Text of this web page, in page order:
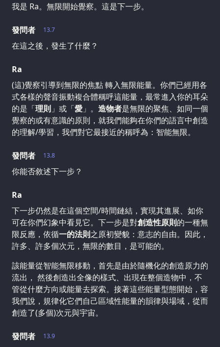
我是 Ra。無限開始覺察。這是下一步。
13.7
發問者
在這之後，發生了什麼？
Ra
(這)覺察引導到無限的焦點 轉入無限能量。你們已經用各
式各樣的聲音振動複合體稱呼這能量，最常進入你的耳朵
的是「理則 」或「愛 」。 造物者是無限的聚焦、如同一個
覺察的或有意識的原則，就我們能夠在你們的語言中創造
的理解/學習，我們對它最接近的稱呼為：智能無限。
13.8
發問者
你能否敘述下一步？
Ra
下一步仍然是在這個空間/時間鏈結，實現其進展、如你
可在你們幻象中看見它。下一步是對創造性原則的一種無
限反應，依循一的法則之原初變貌：意志的自由。因此，
許多、許多個次元，無限的數目，是可能的。
該能量從智能無限移動，首先是由於隨機化的創造原力的
流出， 然後創造出全像的樣式、出現在整個造物中，不
管從什麼方向或能量去探索。接著這些能量型態開始，容
我們說，規律化它們自己區域性能量的韻律與場域，從而
創造了(多個)次元與宇宙。
13.9
發問者